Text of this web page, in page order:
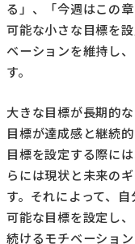
る」、「今週はこの
可能な小さな目標を
ベーションを維持し
す。
大きな目標が長期的
目標が達成感と継続
目標を設定する際に
らには現状と未来の
す。それによって、
可能な目標を設定し
続けるモチベーショ